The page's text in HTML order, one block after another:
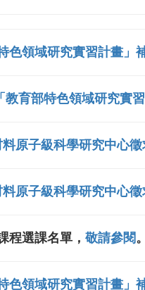
色領域研究實習計畫」
育部特色領域研究實
原子級科學研究中心
原子級科學研究中心
程選課名單， 敬請參閱 。
色領域研究實習計畫」